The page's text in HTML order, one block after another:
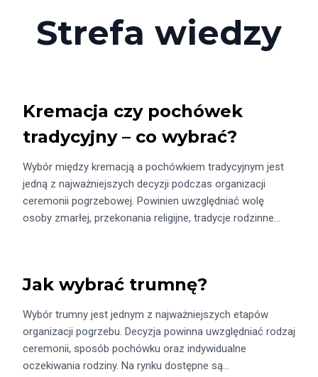
Strefa wiedzy
Kremacja czy pochówek
tradycyjny – co wybrać?
Wybór między kremacją a pochówkiem tradycyjnym jest
jedną z najważniejszych decyzji podczas organizacji
ceremonii pogrzebowej. Powinien uwzględniać wolę
osoby zmarłej, przekonania religijne, tradycje rodzinne…
Jak wybrać trumnę?
Wybór trumny jest jednym z najważniejszych etapów
organizacji pogrzebu. Decyzja powinna uwzględniać rodzaj
ceremonii, sposób pochówku oraz indywidualne
oczekiwania rodziny. Na rynku dostępne są…